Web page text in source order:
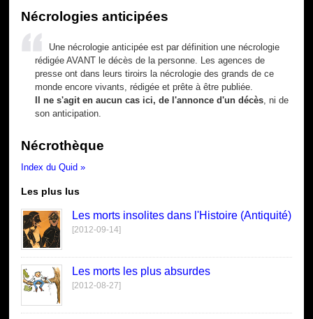
Nécrologies anticipées
Une nécrologie anticipée est par définition une nécrologie
rédigée AVANT le décès de la personne. Les agences de
presse ont dans leurs tiroirs la nécrologie des grands de ce
monde encore vivants, rédigée et prête à être publiée.
Il ne s'agit en aucun cas ici, de l'annonce d'un décès , ni de
son anticipation.
Nécrothèque
Index du Quid »
Les plus lus
Les morts insolites dans l'Histoire (Antiquité)
[2012-09-14]
Les morts les plus absurdes
[2012-08-27]